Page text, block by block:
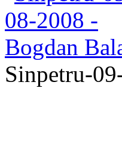
Sinpetru-